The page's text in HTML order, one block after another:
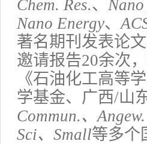
Chem. Res.、
Nano Energy、
著名期刊发表论文
邀请报告20余次
《石油化工高等
学基金、广西/山
Commun.、Angew.
Sci、Small等多个